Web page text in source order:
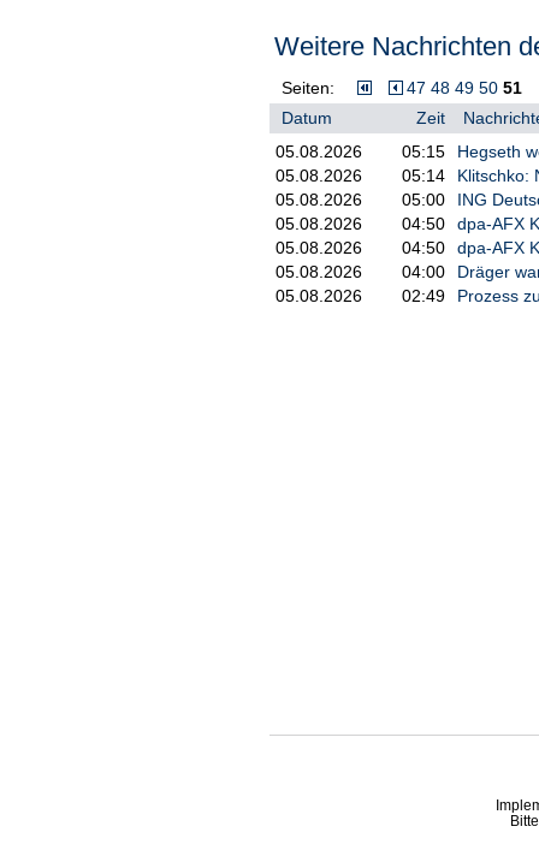
Weitere Nachrichten
Seiten: 47 48 49 50 51
Datum
Zeit
05.08.2026
05:15
Hegseth
05.08.2026
05:14
Klitschko:
05.08.2026
05:00
ING
05.08.2026
04:50
dpa-AFX
05.08.2026
04:50
dpa-AFX
05.08.2026
04:00
Dräger
05.08.2026
02:49 Prozess